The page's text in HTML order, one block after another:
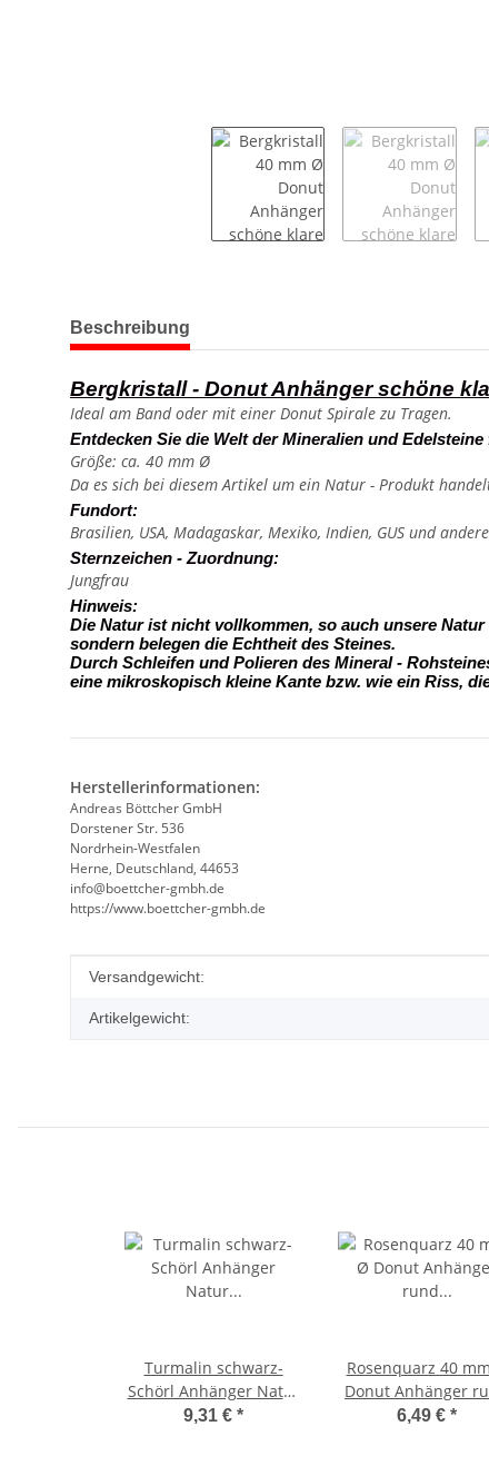
weitere Registerkarten anzeigen
Beschreibung
Bergkristall - Donut Anhänger schöne
Ideal am Band oder mit einer Donut Spirale zu Tragen.
Entdecken Sie die Welt der Mineralien und
Größe: ca. 40 mm Ø
Da es sich bei diesem Artikel um ein Natur - Produkt
Fundort:
Brasilien, USA, Madagaskar, Mexiko, Indien, GUS und
Sternzeichen - Zuordnung:
Jungfrau
Hinweis:
Die Natur ist nicht vollkommen, so auch unsere
sondern belegen die Echtheit des Steines.
Durch Schleifen und Polieren des Mineral -
eine mikroskopisch kleine Kante bzw. wie ein Riss,
Herstellerinformationen:
Andreas Böttcher GmbH
Dorstener Str. 536
Nordrhein-Westfalen
Herne, Deutschland, 44653
info@boettcher-gmbh.de
https://www.boettcher-gmbh.de
Produkteigenschaft
Wert
Versandgewicht:
Artikelgewicht:
Turmalin schwarz-
Schörl Anhänger Natur
gewachsen und
9,31 € *
Rosenquarz 40
Donut Anhänger
schöne rosa Farbe
6,49 € *